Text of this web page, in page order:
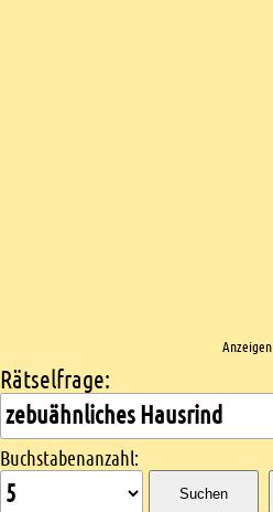
Anzeigen
Kreuzworträtsel suchen
Rätselfrage:
Buchstabenanzahl:
Suchen